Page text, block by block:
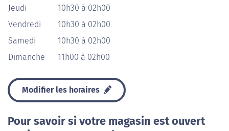
Jeudi
10h30 à 02h00
Vendredi
10h30 à 02h00
Samedi
10h30 à 02h00
Dimanche
11h00 à 02h00
Modifier les horaires
Pour savoir si votre magasin est ouvert